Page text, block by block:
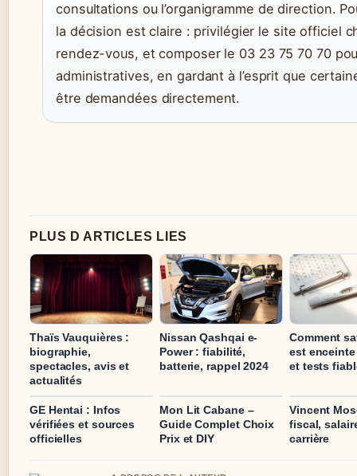
consultations ou l’organigramme de direction.
la décision est claire : privilégier le site officiel
rendez-vous, et composer le 03 23 75 70 70
administratives, en gardant à l’esprit que
être demandées directement.
PLUS D ARTICLES LIES
Thaïs Vauquières :
biographie,
spectacles, avis et
actualités
Nissan Qashqai e-
Power : fiabilité,
batterie, rappel 2024
Comment
est
et tests
GE Hentai : Infos
vérifiées et sources
officielles
Mon Lit Cabane –
Guide Complet Choix
Prix et DIY
Vincent
fiscal,
carrière